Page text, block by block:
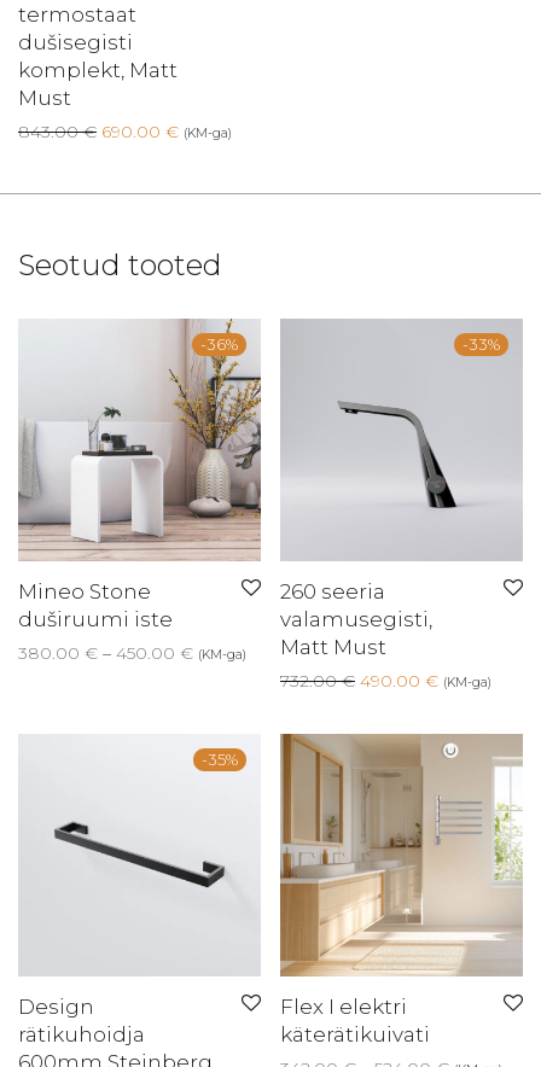
termostaat
dušisegisti
komplekt, Matt
Must
843.00€ Algne hind oli: 843.00 €.
690.00 €Current price is: 690.00 €.
(KM-ga)
Seotud tooted
-36%
Mineo Stone
duširuumi iste
380.00 € – 450.00 €Price range: 380.00 € through 450.00 €
(KM-ga)
-33%
260 seeria
valamusegisti,
Matt Must
732.00€ Algne hind oli:
490.00 €Current
(KM-ga)
-35%
Design
rätikuhoidja
600mm Steinberg,
Flex I elektri
käterätikuivati